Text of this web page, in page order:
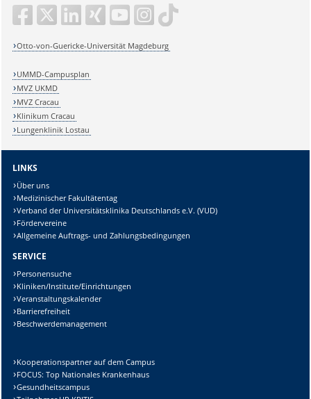
Otto-von-Guericke-Universität Magdeburg
UMMD-Campusplan
MVZ UKMD
MVZ Cracau
Klinikum Cracau
Lungenklinik Lostau
LINKS
Über uns
Medizinischer Fakultätentag
Verband der Universitätsklinika Deutschlands e.V. (VUD)
Fördervereine
Allgemeine Auftrags- und Zahlungsbedingungen
SERVICE
Personensuche
Kliniken/Institute/Einrichtungen
Veranstaltungskalender
Barrierefreiheit
Beschwerdemanagement
Kooperationspartner auf dem Campus
FOCUS: Top Nationales Krankenhaus
Gesundheitscampus